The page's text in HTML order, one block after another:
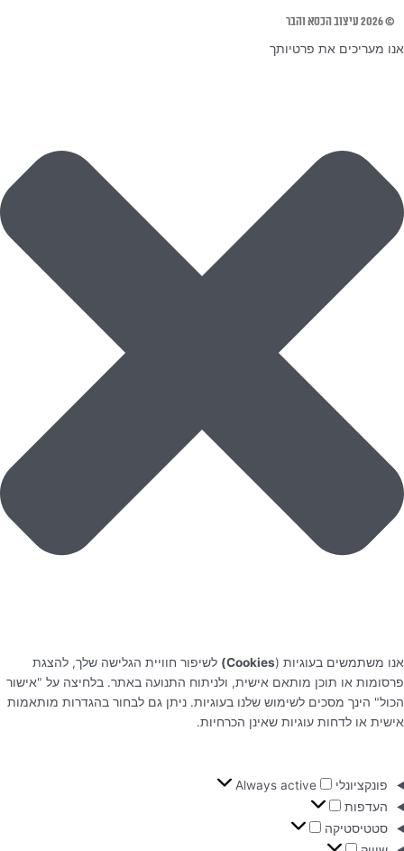
© 2026 עיצוב הכסא והבר
אנו מעריכים את פרטיותך
אנו משתמשים בעוגיות (Cookies)
לשיפור חוויית הגלישה שלך, להצגת
פרסומות או תוכן מותאם אישית, ולניתוח התנועה באתר. בלחיצה על "אישור
הכול" הינך מסכים לשימוש שלנו בעוגיות. ניתן גם לבחור בהגדרות מותאמות
אישית או לדחות עוגיות שאינן הכרחיות.
פונקציונלי
Always active
העדפות
סטטיסטיקה